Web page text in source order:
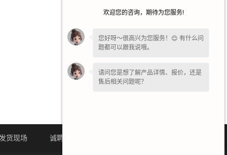
货现场 诚聘英才
欢迎您的咨询，期待为您服务!
您好呀～很高兴为您服务！😊 有什么问
题都可以跟我说哦。
请问您是想了解产品详情、报价，还是
售后相关问题呢？